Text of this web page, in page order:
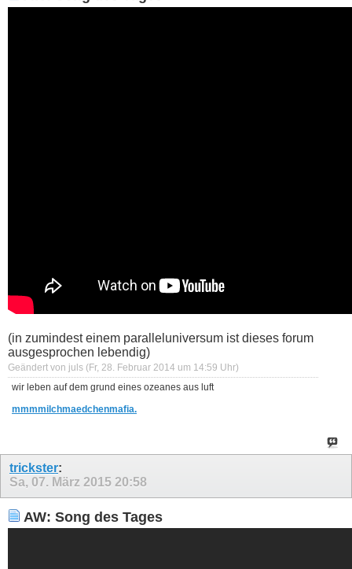
(in zumindest einem paralleluniversum ist dieses forum
ausgesprochen lebendig)
Geändert von juls (Fr, 28. Februar 2014 um 14:59 Uhr)
wir leben auf dem grund eines ozeanes aus luft
mmmmilchmaedchenmafia.
trickster:
Sa, 07. März 2015 20:58
AW: Song des Tages